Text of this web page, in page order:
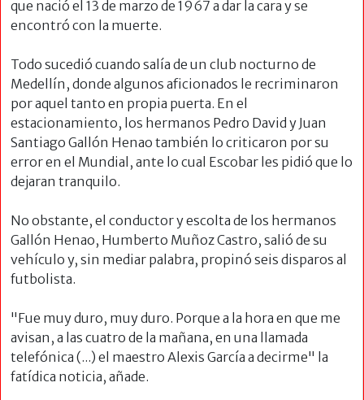
que nació el 13 de marzo de 1967 a dar la cara y se
encontró con la muerte.
Todo sucedió cuando salía de un club nocturno de
Medellín, donde algunos aficionados le recriminaron
por aquel tanto en propia puerta. En el
estacionamiento, los hermanos Pedro David y Juan
Santiago Gallón Henao también lo criticaron por su
error en el Mundial, ante lo cual Escobar les pidió que lo
dejaran tranquilo.
No obstante, el conductor y escolta de los hermanos
Gallón Henao, Humberto Muñoz Castro, salió de su
vehículo y, sin mediar palabra, propinó seis disparos al
futbolista.
"Fue muy duro, muy duro. Porque a la hora en que me
avisan, a las cuatro de la mañana, en una llamada
telefónica (...) el maestro Alexis García a decirme" la
fatídica noticia, añade.